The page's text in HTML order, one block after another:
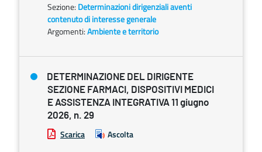
Sezione: Determinazioni dirigenziali aventi
contenuto di interesse generale
Argomenti:Ambiente e territorio
DETERMINAZIONE DEL DIRIGENTE
SEZIONE FARMACI, DISPOSITIVI MEDICI
E ASSISTENZA INTEGRATIVA 11 giugno
2026, n. 29
Scarica Ascolta